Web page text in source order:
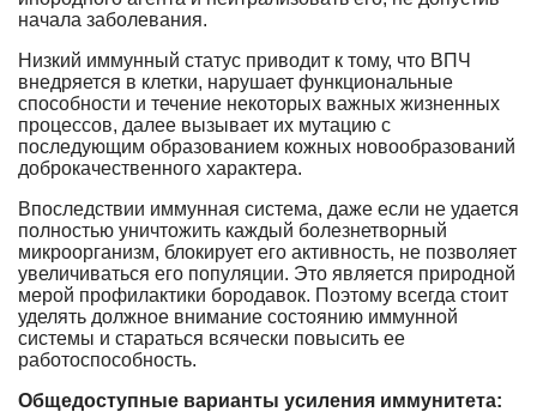
начала заболевания.
Низкий иммунный статус приводит к тому, что ВПЧ
внедряется в клетки, нарушает функциональные
способности и течение некоторых важных жизненных
процессов, далее вызывает их мутацию с
последующим образованием кожных новообразований
доброкачественного характера.
Впоследствии иммунная система, даже если не удается
полностью уничтожить каждый болезнетворный
микроорганизм, блокирует его активность, не позволяет
увеличиваться его популяции. Это является природной
мерой профилактики бородавок. Поэтому всегда стоит
уделять должное внимание состоянию иммунной
системы и стараться всячески повысить ее
работоспособность.
Общедоступные варианты усиления иммунитета: